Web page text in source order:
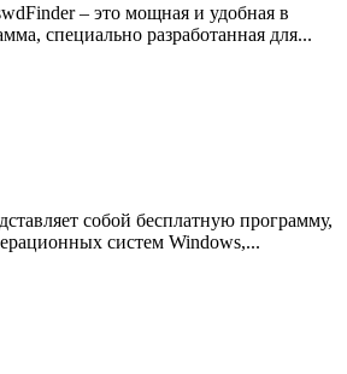
– это мощная и удобная в
специально разработанная для...
собой бесплатную программу,
систем Windows,...